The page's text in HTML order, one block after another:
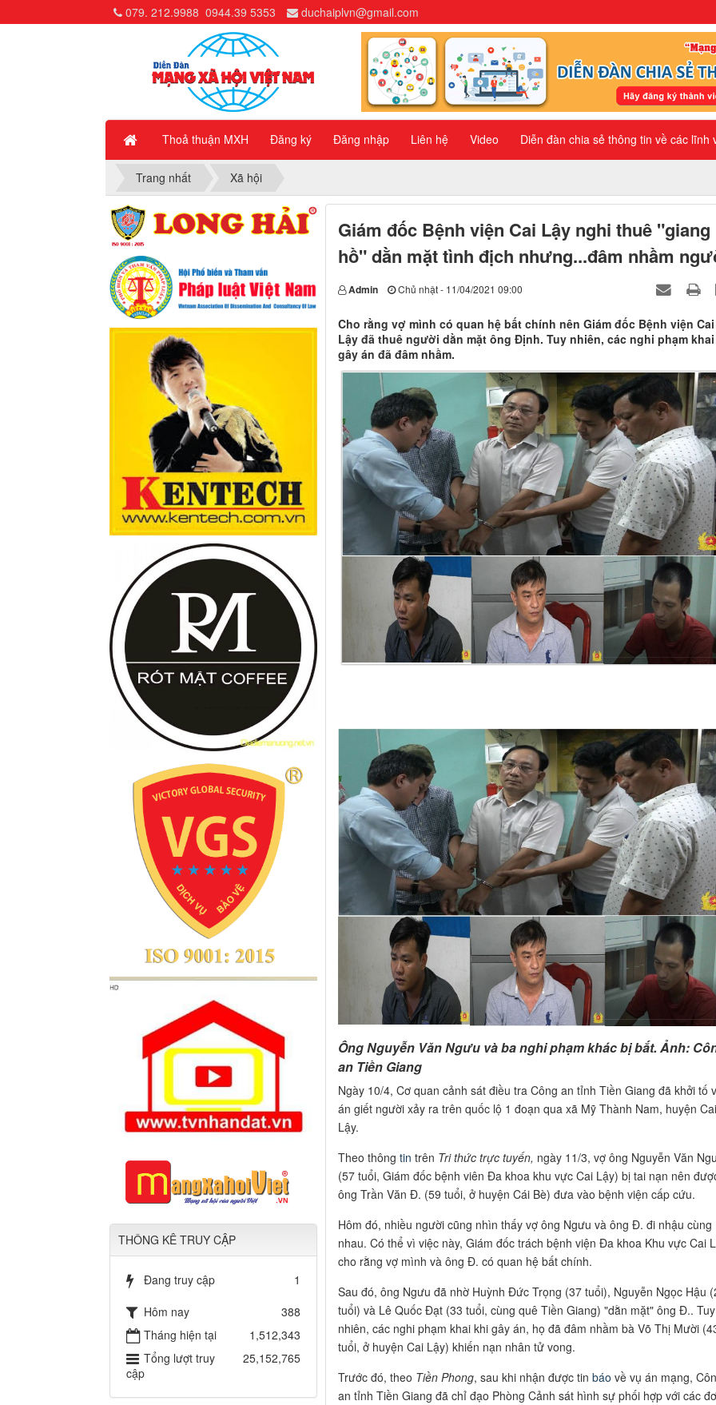
Thoả thuận MXH Đăng ký Đăng nhập Liên hệ Video Diễn đàn chia sẻ thông tin về các
079. 212.9988 0944.39 5353 duchaiplvn@gmail.com
Trang nhất Xã hội
Giám đốc Bệnh viện Cai Lậy nghi thuê "giang
hồ" dằn mặt tình địch nhưng...đâm nhầm
Admin Chủ nhật - 11/04/2021 09:00
Cho rằng vợ mình có quan hệ bất chính nên Giám đốc Bệnh viện Cai
Lậy đã thuê người dằn mặt ông Định. Tuy nhiên, các nghi phạm
gây án đã đâm nhầm.
Ông Nguyễn Văn Ngưu và ba nghi phạm khác bị bắt. Ảnh:
an Tiền Giang
Ngày 10/4, Cơ quan cảnh sát điều tra Công an tỉnh Tiền Giang đã khởi tố
án giết người xảy ra trên quốc lộ 1 đoạn qua xã Mỹ Thành Nam, huyện Cai
Lậy.
Theo thông tin trên Tri thức trực tuyến, ngày 11/3, vợ ông Nguyễn Văn
(57 tuổi, Giám đốc bệnh viên Đa khoa khu vực Cai Lậy) bị tai nạn nên
ông Trần Văn Đ. (59 tuổi, ở huyện Cái Bè) đưa vào bệnh viện cấp cứu.
Hôm đó, nhiều người cũng nhìn thấy vợ ông Ngưu và ông Đ. đi nhậu cùng
nhau. Có thể vì việc này, Giám đốc trách bệnh viện Đa khoa Khu vực Cai
cho rằng vợ mình và ông Đ. có quan hệ bất chính.
Sau đó, ông Ngưu đã nhờ Huỳnh Đức Trọng (37 tuổi), Nguyễn Ngọc Hậu
tuổi) và Lê Quốc Đạt (33 tuổi, cùng quê Tiền Giang) "dằn mặt" ông Đ.. Tuy
nhiên, các nghi phạm khai khi gây án, họ đã đâm nhầm bà Võ Thị Mười
tuổi, ở huyện Cai Lậy) khiến nạn nhân tử vong.
Trước đó, theo Tiền Phong, sau khi nhận được tin báo về vụ án mạng,
an tỉnh Tiền Giang đã chỉ đạo Phòng Cảnh sát hình sự phối hợp với các
THÔNG KÊ TRUY CẬP
Đang truy cập
1
Hôm nay
388
Tháng hiện tại
1,512,343
Tổng lượt truy
cập
25,152,765